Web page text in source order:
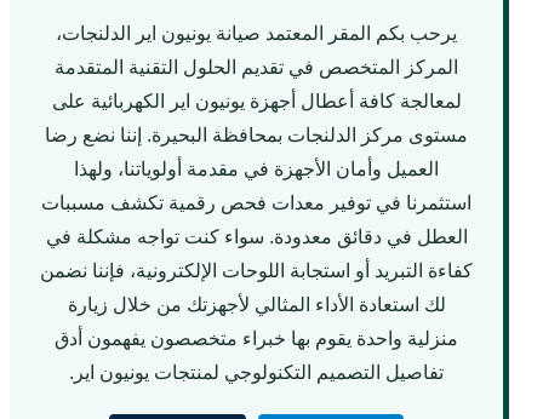
يرحب بكم المقر المعتمد صيانة يونيون اير الدلنجات،
المركز المتخصص في تقديم الحلول التقنية المتقدمة
لمعالجة كافة أعطال أجهزة يونيون اير الكهربائية على
مستوى مركز الدلنجات بمحافظة البحيرة. إننا نضع رضا
العميل وأمان الأجهزة في مقدمة أولوياتنا، ولهذا
استثمرنا في توفير معدات فحص رقمية تكشف مسببات
العطل في دقائق معدودة. سواء كنت تواجه مشكلة في
كفاءة التبريد أو استجابة اللوحات الإلكترونية، فإننا نضمن
لك استعادة الأداء المثالي لأجهزتك من خلال زيارة
منزلية واحدة يقوم بها خبراء متخصصون يفهمون أدق
تفاصيل التصميم التكنولوجي لمنتجات يونيون اير.